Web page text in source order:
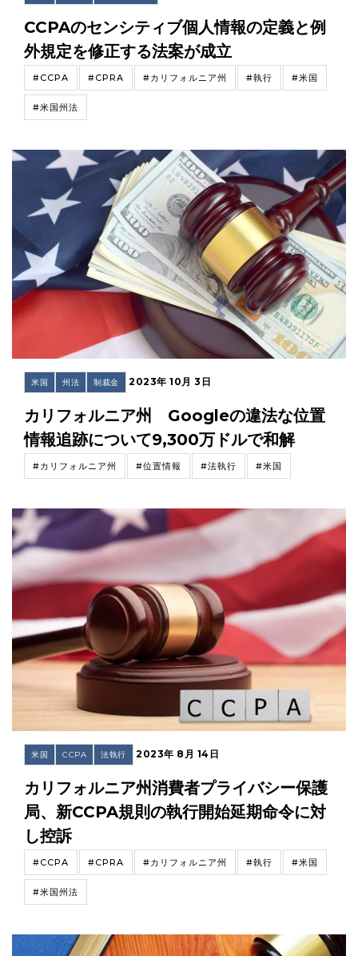
CCPAのセンシティブ個人情報の定義と例
外規定を修正する法案が成立
#CCPA #CPRA #カリフォルニア州 #執行 #米国
#米国州法
米国 州法 制裁金 2023年 10月 3日
カリフォルニア州 Googleの違法な位置
情報追跡について9,300万ドルで和解
#カリフォルニア州 #位置情報 #法執行 #米国
米国 CCPA 法執行 2023年 8月 14日
カリフォルニア州消費者プライバシー保護
局、新CCPA規則の執行開始延期命令に対
し控訴
#CCPA #CPRA #カリフォルニア州 #執行 #米国
#米国州法